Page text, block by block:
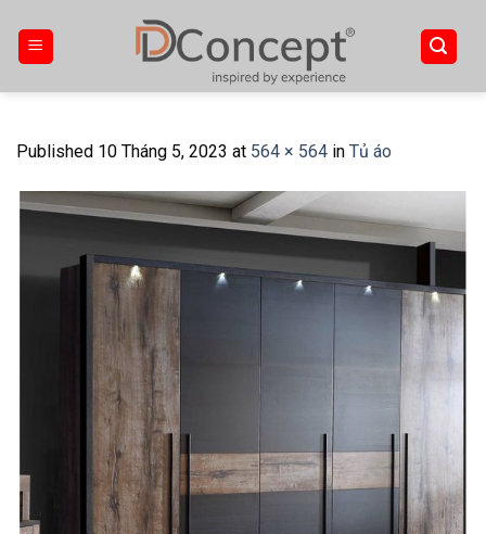
content
Published 10 Tháng 5, 2023 at 564 × 564 in Tủ áo